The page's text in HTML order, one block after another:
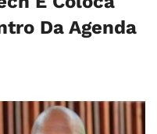
Da Agenda